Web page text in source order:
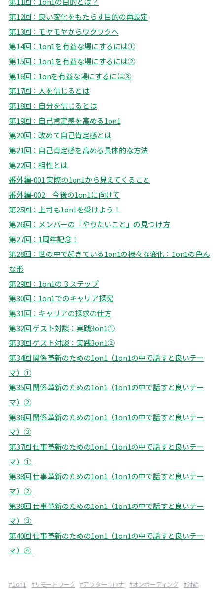
第12回：良い変化をもたらす目的の再設定
第13回：モヤモヤからワクワクへ
第14回：1on1を有益な場にするには①
第15回：1on1を有益な場にするには②
第16回：1onを有益な場にするには③
第17回：人を信じるとは
第18回：自分を信じるとは
第19回：自己肯定感を高める1on1
第20回：改めて自己肯定感とは
第21回：自己肯定感を高める具体的な方法
第22回：相性とは
番外編-001 実際の1on1から見えてくること
番外編-002 今後の1on1に向けて
第25回：上司も1on1を受けよう！
第26回： メンバーの「やりたいこと」の見つけ方
第27回： 1周年記念！
第28回：世の中で起きている1on1の様々な変化：1on1の色ん
な形
第29回： 1on1の３ステップ
第30回： 1on1でのキャリア探究
第31回： キャリアの探求の仕方
第32回 ゲスト対談：実践3on1①
第33回ゲスト対談：実践3on1②
第34回 関係革新のための1on1（1on1の中で話すと良いテー
マ）①
第35回関係革新のための1on1（1on1の中で話すと良いテー
マ）②
第36回 関係革新のための1on1（1on1の中で話すと良いテー
マ）③
第37回 仕事革新のための1on1（1on1の中で話すと良いテー
マ）①
第38回 仕事革新のための1on1（1on1の中で話すと良いテー
マ）②
第39回 仕事革新のための1on1（1on1の中で話すと良いテー
マ）③
第40回 仕事革新のための1on1（1on1の中で話すと良いテー
マ）④
#1on1 # リモートワーク #アフターコロナ #オンボーディング #対話